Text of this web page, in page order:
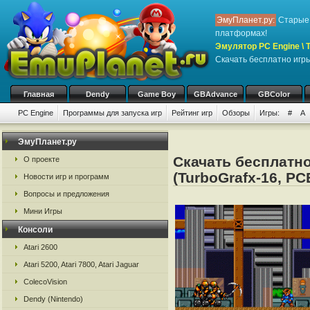
ЭмуПланет.ру: Старые
платформах!
Эмулятор PC Engine \
Скачать бесплатно
Главная Dendy Game Boy GBAdvance GBColor
PC Engine Программы для запуска игр Рейтинг игр Обзоры Игры: # A
ЭмуПланет.ру
О проекте
Новости игр и программ
Вопросы и предложения
Мини Игры
Консоли
Atari 2600
Atari 5200, Atari 7800, Atari Jaguar
ColecoVision
Dendy (Nintendo)
Скачать
(TurboGrafx-16,